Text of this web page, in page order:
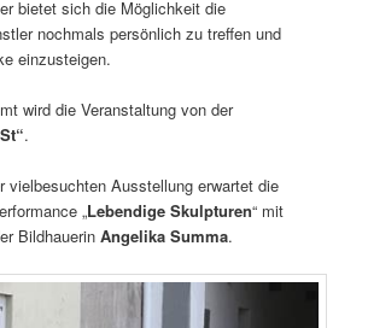
bietet sich die Möglichkeit die
nochmals persönlich zu treffen und
einzusteigen.
wird die Veranstaltung von der
.
vielbesuchten Ausstellung erwartet die
„Lebendige Skulpturen“ mit
BildhauerinAngelika Summa.